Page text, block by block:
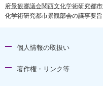
府景観審議会関西文化学術研究都
化学術研究都市景観部会の議事要旨
個人情報の取扱い
著作権・リンク等